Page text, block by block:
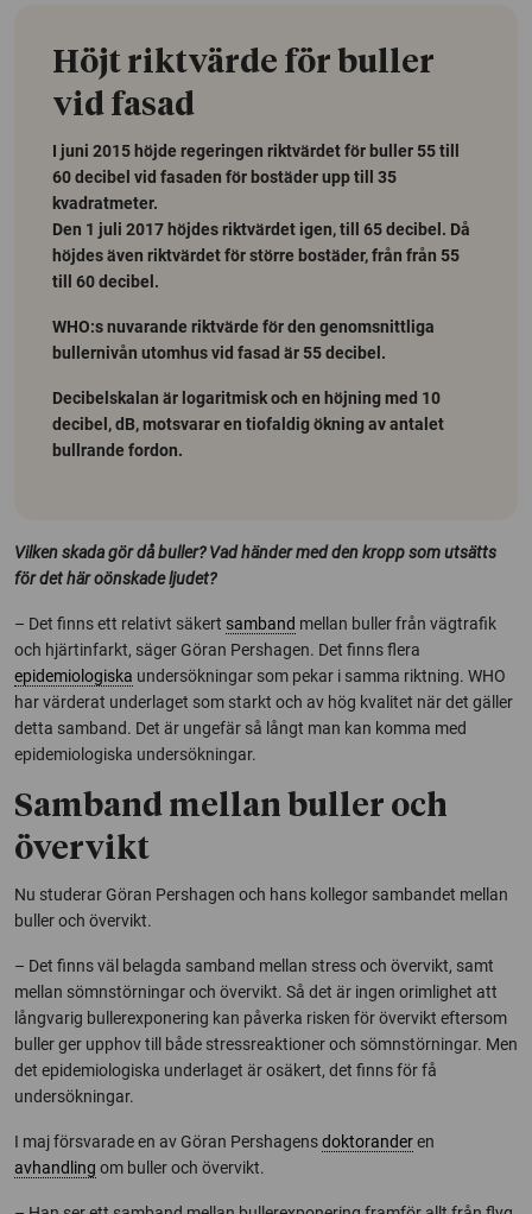
Höjt riktvärde för buller
vid fasad
I juni 2015 höjde regeringen riktvärdet för buller 55 till
60 decibel vid fasaden för bostäder upp till 35
kvadratmeter.
Den 1 juli 2017 höjdes riktvärdet igen, till 65 decibel. Då
höjdes även riktvärdet för större bostäder, från från 55
till 60 decibel.
WHO:s nuvarande riktvärde för den genomsnittliga
bullernivån utomhus vid fasad är 55 decibel.
Decibelskalan är logaritmisk och en höjning med 10
decibel, dB, motsvarar en tiofaldig ökning av antalet
bullrande fordon.
Vilken skada gör då buller? Vad händer med den kropp som utsätts
för det här oönskade ljudet?
– Det finns ett relativt säkert samband mellan buller från vägtrafik
och hjärtinfarkt, säger Göran Pershagen. Det finns flera
epidemiologiska undersökningar som pekar i samma riktning. WHO
har värderat underlaget som starkt och av hög kvalitet när det gäller
detta samband. Det är ungefär så långt man kan komma med
epidemiologiska undersökningar.
Samband mellan buller och
övervikt
Nu studerar Göran Pershagen och hans kollegor sambandet mellan
buller och övervikt.
– Det finns väl belagda samband mellan stress och övervikt, samt
mellan sömnstörningar och övervikt. Så det är ingen orimlighet att
långvarig bullerexponering kan påverka risken för övervikt eftersom
buller ger upphov till både stressreaktioner och sömnstörningar. Men
det epidemiologiska underlaget är osäkert, det finns för få
undersökningar.
I maj försvarade en av Göran Pershagensdoktoranderen
avhandling om buller och övervikt.